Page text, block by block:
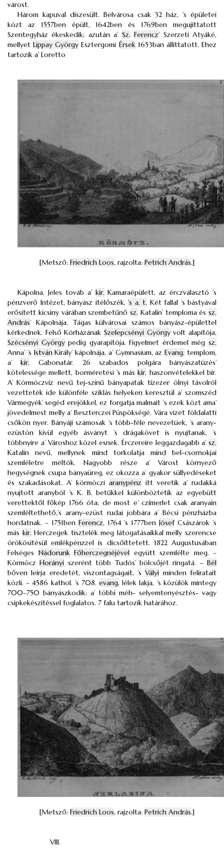
várost.
Három kapuval diszesült. Belvárosa csak 32 ház, ’s épületei
közt az 1557ben épült, 1642ben és 1769ben megujíttatott
Szentegyház ékeskedik; azután a’ Sz. Ferencz’ Szerzeti Atyáké,
mellyetLippay György Esztergomi Érsek1653ban állíttatott. Ehez
tartozik a’ Loretto
[Metsző: Friedrich Loos, rajzolta: Petrich András.]
Kápolna. Jeles továb a’ kir. Kamaraépülett, az érczválasztó ’s
pénzverő Intézet, bányász itélőszék, ’s a. t. Két fallal ’s bástyával
erősitett kicsiny várában szembetűnő sz. Katalin’ temploma és sz.
András’ Kápolnája. Tágas külvárosai számos bányász-épülettel
kérkednek. Felső Kórházának Szelepcsényi Györgyvolt alapítója,
Szécsényi Györgypedig gyarapítója. Figyelmet érdemel mégsz.
Anna’ ’s IstvánKirály’ kápolnája, a’ Gymnasium, azEvang. templom,
a’kir. Gabonatár. 26 szabados polgára bányászatüzés’
kötelessége mellett, borméretési ’s máskir. haszonvételekkel bír.
A’ Körmöczvíz nevű tej-szinű bányapatak tízezer ölnyi távolról
vezetteték ide különféle sziklás helyeken keresztül a’ szomszéd
Vármegyék’ segéd erejökkel, ez forgatja malmait ’s ezek közt ama’
jövedelmest melly a’ Beszterczei Püspökségé. Vára vizet földalatti
csőkön nyer. Bányáji számosak ’s több-féle nevezetüek, ’s arany-
ezüstön kivül egyéb ásványt ’s drágakövet is nyujtanak, ’s
többnyire a’ Városhoz közel esnek. Érczereire leggazdagabb a’ sz.
Katalin nevű, mellynek mind torkolatja mind bel-csornokjai
szemléletre méltók. Nagyobb része a’ Várost környező
hegységnek csupa bányaüreg, ez okozza a’ gyakor süllyedéseket
és szakadásokat. A’ körmöczi aranypénz itt veretik a’ rudakká
nyujtott aranyból ’s K. B. betűkkel különböztetik az egyebütt
verettektől főkép 1766 óta; de most e’ czímerlet csak aranyain
szemléltethető,’s arany-ezüst rudai jobbára a’ Bécsi pénzházba
hordatnak. – 1751ben Ferencz, 1764 ’s 1777benJósefCsászárok ’s
más kir. Herczegek tisztelék meg látogatásaikkal melly szerencse
örökösitésül emlékpénzzel is dicsőíttetett. 1822 Augustusában
Felséges Nádorunk Főherczegnéjével együtt szemlélte meg. –
KörmöczHorányi szerént több Tudós’ bölcsőjét ringatá. – Bél
bőven leírja eredetét, viszontagságait, ’sVályi minden feliratait
közli. – 4586 kathol. ’s 708.evang. lélek lakja, ’s közülök mintegy
700–750 bányászkodik: a’ többi méh- selyemtenyésztés- vagy
csipkekészitéssel foglalatos. 7 falu tartozik határához.
[Metsző: Friedrich Loos, rajzolta: Petrich András.]
VIII.